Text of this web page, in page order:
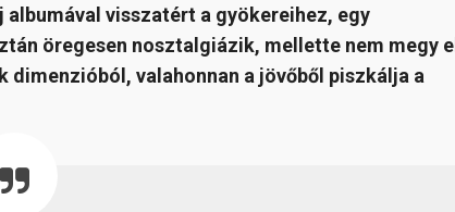
visszatért a gyökereihez, egy
öregesen nosztalgiázik, mellette nem megy el
valahonnan a jövőből piszkálja a